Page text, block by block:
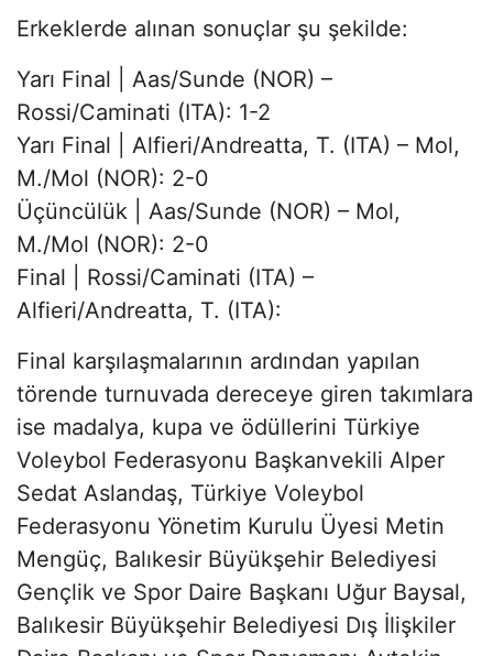
Erkeklerde alınan sonuçlar şu şekilde:
Yarı Final | Aas/Sunde (NOR) –
Rossi/Caminati (ITA): 1-2
Yarı Final | Alfieri/Andreatta, T. (ITA) – Mol,
M./Mol (NOR): 2-0
Üçüncülük | Aas/Sunde (NOR) – Mol,
M./Mol (NOR): 2-0
Final | Rossi/Caminati (ITA) –
Alfieri/Andreatta, T. (ITA):
Final karşılaşmalarının ardından yapılan
törende turnuvada dereceye giren takımlara
ise madalya, kupa ve ödüllerini Türkiye
Voleybol Federasyonu Başkanvekili Alper
Sedat Aslandaş, Türkiye Voleybol
Federasyonu Yönetim Kurulu Üyesi Metin
Mengüç, Balıkesir Büyükşehir Belediyesi
Gençlik ve Spor Daire Başkanı Uğur Baysal,
Balıkesir Büyükşehir Belediyesi Dış İlişkiler